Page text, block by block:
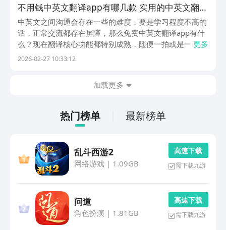
不用钱中英文翻译app有哪几款 实用的中英文翻译
app下载安装
中英文之间沟通会存在一些的难度，要是学习程度不高的
话，正常交流都存在屏障，那么免费中英文翻译app有什
么？现在翻译核心功能都特别成熟，随便一拍或是一读就
能把对方的意思和自己的意思展现出来，这样就彻底打破
更多
2026-02-27 10:33:12
加载更多
热门榜单 最新榜单
乱斗西游2
网络游戏| 1.09GB
高 速 下 载
需下载九游
问道
角色扮演 | 1.81GB
高 速 下 载
需下载九游